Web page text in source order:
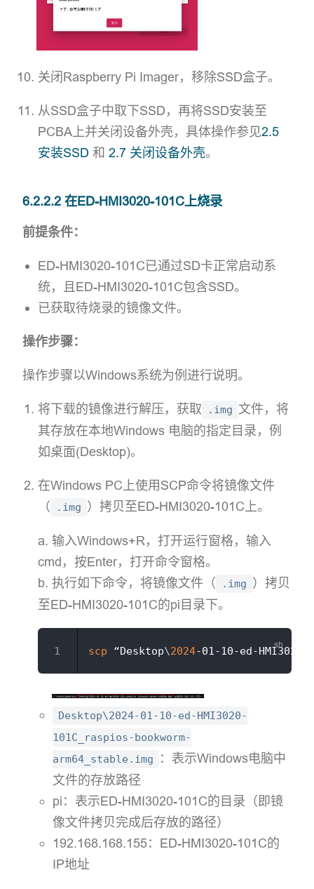
关闭Raspberry Pi Imager，移除SSD盒子。
从SSD盒子中取下SSD，再将SSD安装至
PCBA上并关闭设备外壳，具体操作参见2.5
安装SSD 和 2.7 关闭设备外壳。
6.2.2.2 在ED-HMI3020-101C上烧录
前提条件：
ED-HMI3020-101C已通过SD卡正常启动系
统，且ED-HMI3020-101C包含SSD。
已获取待烧录的镜像文件。
操作步骤：
操作步骤以Windows系统为例进行说明。
将下载的镜像进行解压，获取 .img 文件，将
其存放在本地Windows 电脑的指定目录，例
如桌面(Desktop)。
在Windows PC上使用SCP命令将镜像文件
（
.img ）拷贝至ED-HMI3020-101C上。
a. 输入Windows+R，打开运行窗格，输入
cmd，按Enter，打开命令窗格。
b. 执行如下命令，将镜像文件（
.img ）拷贝
至ED-HMI3020-101C的pi目录下。
scp “Desktop\2024
Desktop\2024-01-10-ed-HMI3020-
101C_raspios-bookworm-
arm64_stable.img
：表示Windows电脑中
文件的存放路径
pi：表示ED-HMI3020-101C的目录（即镜
像文件拷贝完成后存放的路径）
192.168.168.155：ED-HMI3020-101C的
IP地址